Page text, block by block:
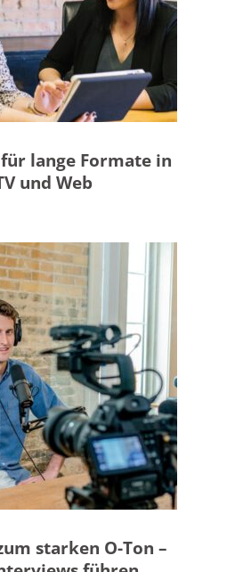
lange Formate in
und Web
DAZU
starken O-Ton –